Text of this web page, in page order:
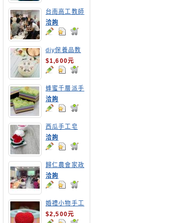
台南高工教師
保養品研習營
洽詢
diy保養品教
學-修護霜
$1,600元
蜂蜜千層派手
工皂
洽詢
西瓜手工皂
洽詢
歸仁農會家政
專案計畫-酵
素清潔液研習
座談
洽詢
婚禮小物手工
皂教學
$2,500元